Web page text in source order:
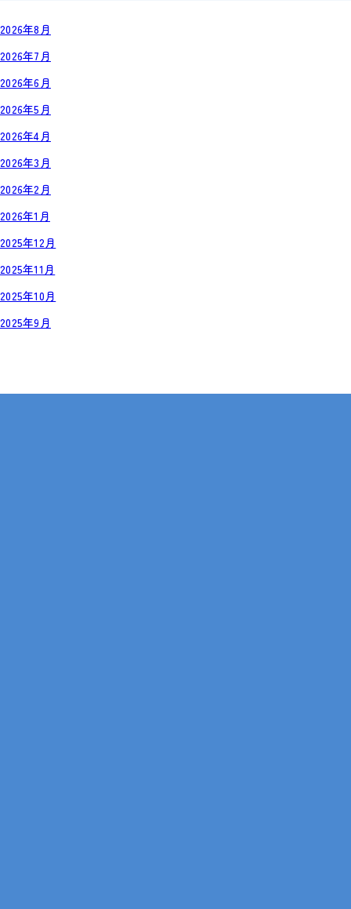
2026年8月
2026年7月
2026年6月
2026年5月
2026年4月
2026年3月
2026年2月
2026年1月
2025年12月
2025年11月
2025年10月
2025年9月